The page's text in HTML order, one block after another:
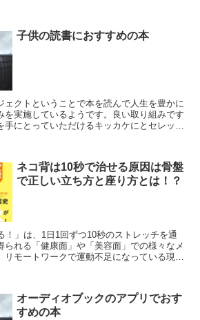
子供の読書におすすめの本
ェクトということで本を読んで人生を豊かに
を実施しているようです。良い取り組みです
にとっていただけるキッカケにとセレッソ
ネコ背は10秒で治せる原因は骨盤
で正しい立ち方と座り方とは！？
！」は、1日1回ずつ10秒のストレッチを通
られる「健康面」や「美容面」での様々なメ
リモートワークで運動不足になっている現代
オーディオブックのアプリでおす
すめの本